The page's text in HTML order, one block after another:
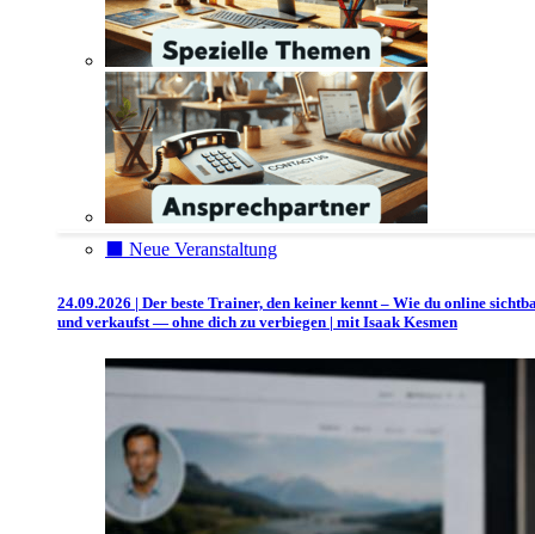
⬛️ Neue Veranstaltung
24.09.2026 | Der beste Trainer, den keiner kennt – Wie du online
und verkaufst — ohne dich zu verbiegen | mit Isaak Kesmen